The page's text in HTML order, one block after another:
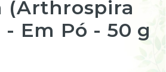
(Arthrospira
Em Pó - 50 g